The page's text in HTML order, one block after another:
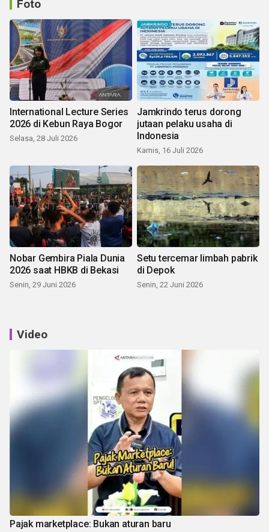
Foto
International Lecture Series
2026 di Kebun Raya Bogor
Selasa, 28 Juli 2026
Jamkrindo terus dorong
jutaan pelaku usaha di
Indonesia
Kamis, 16 Juli 2026
Nobar Gembira Piala Dunia
2026 saat HBKB di Bekasi
Senin, 29 Juni 2026
Setu tercemar limbah pabrik
di Depok
Senin, 22 Juni 2026
Video
Pajak marketplace: Bukan aturan baru